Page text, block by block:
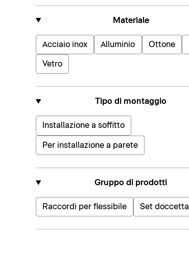
Materiale
Acciaio inox Alluminio Ottone
Vetro
Tipo di montaggio
Installazione a soffitto
Per installazione a parete
Gruppo di prodotti
Raccordi per flessibile Set doccetta